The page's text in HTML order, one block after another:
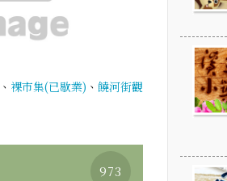
、 裸市集(已歇業) 、 饒河街觀
973